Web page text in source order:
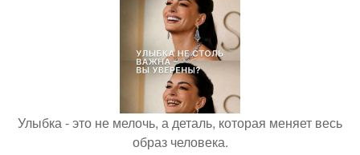
Улыбка - это не мелочь, а деталь, которая меняет весь
образ человека.